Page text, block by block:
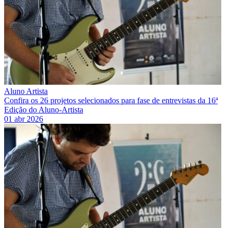
Aluno Artista
Confira os 26 projetos selecionados para fase de entrevistas da 16ª
Edição do Aluno-Artista
01 abr 2026